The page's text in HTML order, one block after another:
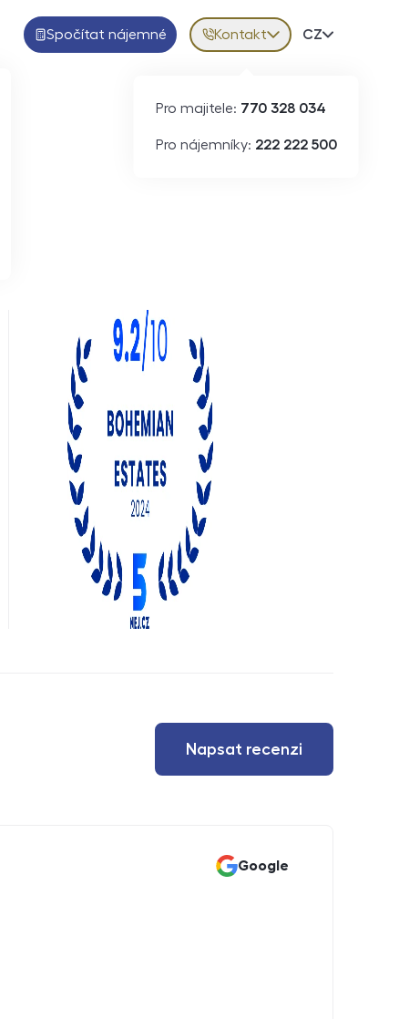
Spočítat nájemné Kontakt
Pro majitele: 770 328 034
Pro nájemníky: 222 222 500
Volba
CZ
Napsat recenzi
Google